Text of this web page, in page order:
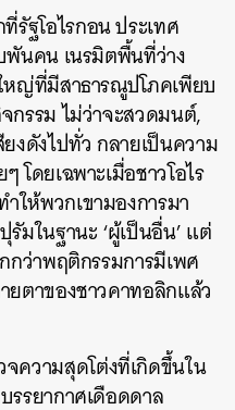
รัฐโอไรกอน ประเทศ
นคน เนรมิตพื้นที่ว่าง
หญ่ที่มีสาธารณูปโภคเพียบ
กรรม ไม่ว่าจะสวดมนต์,
งดังไปทั่ว กลายเป็นความ
ดยเฉพาะเมื่อชาวโอไร
ห้พวกเขามองการมา
มในฐานะ ‘ผู้เป็นอื่น’ แต่
กว่าพฤติกรรมการมีเพศ
ตาของชาวคาทอลิกแล้ว
ความสุดโต่งที่เกิดขึ้นใน
รรยากาศเดือดดาล